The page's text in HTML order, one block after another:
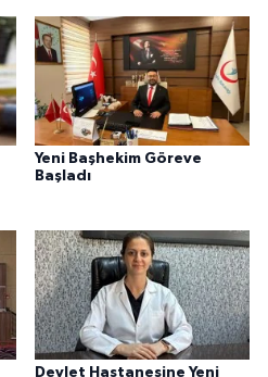
Yeni Başhekim Göreve
Başladı
Devlet Hastanesine Yeni